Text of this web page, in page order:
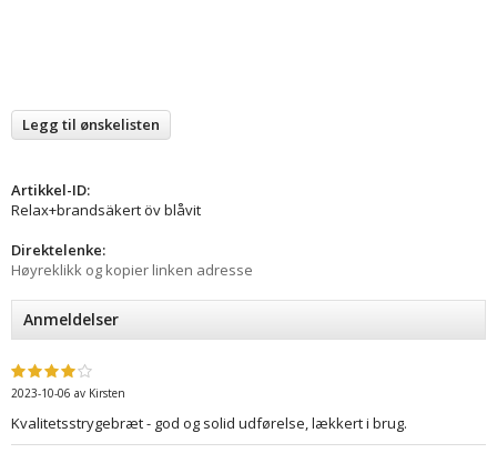
Legg til ønskelisten
Artikkel-ID:
Relax+brandsäkert öv blåvit
Direktelenke:
Høyreklikk og kopier linken adresse
Anmeldelser
2023-10-06 av Kirsten
Kvalitetsstrygebræt - god og solid udførelse, lækkert i brug.